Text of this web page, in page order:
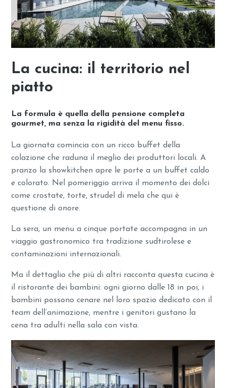
La cucina: il territorio nel
piatto
La formula è quella della pensione completa
gourmet, ma senza la rigidità del menu fisso.
La giornata comincia con un ricco buffet della
colazione che raduna il meglio dei produttori locali. A
pranzo la showkitchen apre le porte a un buffet caldo
e colorato. Nel pomeriggio arriva il momento dei dolci
come crostate, torte, strudel di mela che qui è
questione di onore.
La sera, un menu a cinque portate accompagna in un
viaggio gastronomico tra tradizione sudtirolese e
contaminazioni internazionali.
Ma il dettaglio che più di altri racconta questa cucina è
il ristorante dei bambini: ogni giorno dalle 18 in poi, i
bambini possono cenare nel loro spazio dedicato con il
team dell’animazione, mentre i genitori gustano la
cena tra adulti nella sala con vista.